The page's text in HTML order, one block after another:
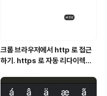
크롬 브라우저에서 http 로 접근
하기. https 로 자동 리다이렉트